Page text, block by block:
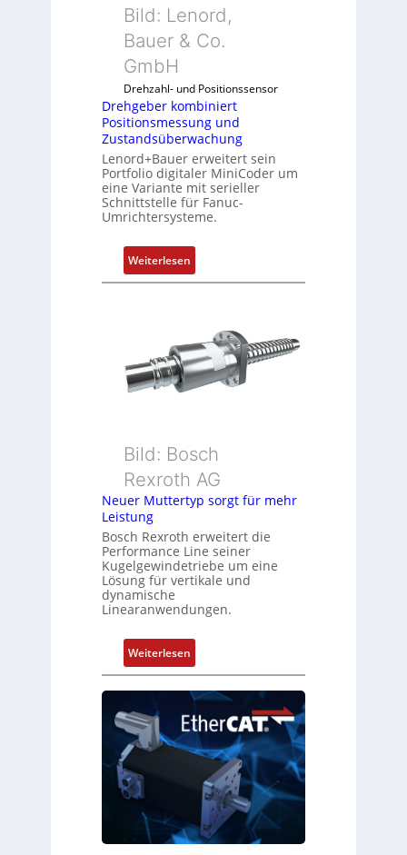
e
m
b
i
i
e
r
P
o
s
i
o
n
s
u
g
u
n
Z
s
t
n
d
s
r
w
Bild: Lenord,
Bauer & Co.
GmbH
Drehzahl- und Positionssensor
Drehgeber kombiniert
Positionsmessung und
Zustandsüberwachung
Lenord+Bauer erweitert sein
Portfolio digitaler MiniCoder um
eine Variante mit serieller
Schnittstelle für Fanuc-
Umrichtersysteme.
Weiterlesen:
D
g
e
b
k
m
b
n
i
e
P
o
s
i
t
i
o
e
Bild: Bosch
Rexroth AG
Neuer Muttertyp sorgt für mehr
Leistung
Bosch Rexroth erweitert die
Performance Line seiner
Kugelgewindetriebe um eine
Lösung für vertikale und
dynamische
Linearanwendungen.
Weiterlesen:
N
e
e
r
t
e